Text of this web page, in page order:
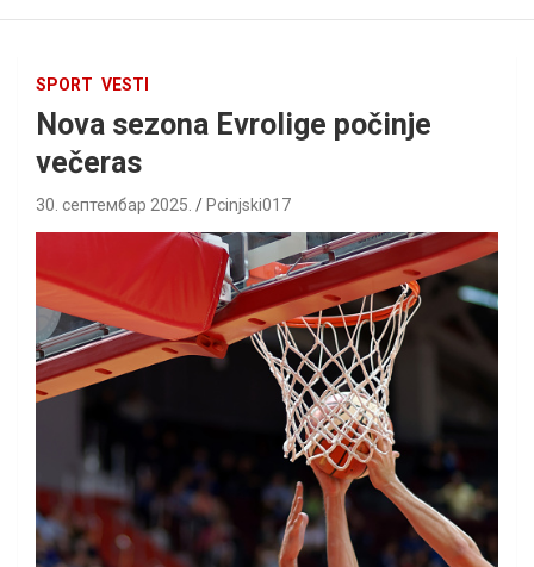
SPORT VESTI
Nova sezona Evrolige počinje
večeras
30. септембар 2025. Pcinjski017